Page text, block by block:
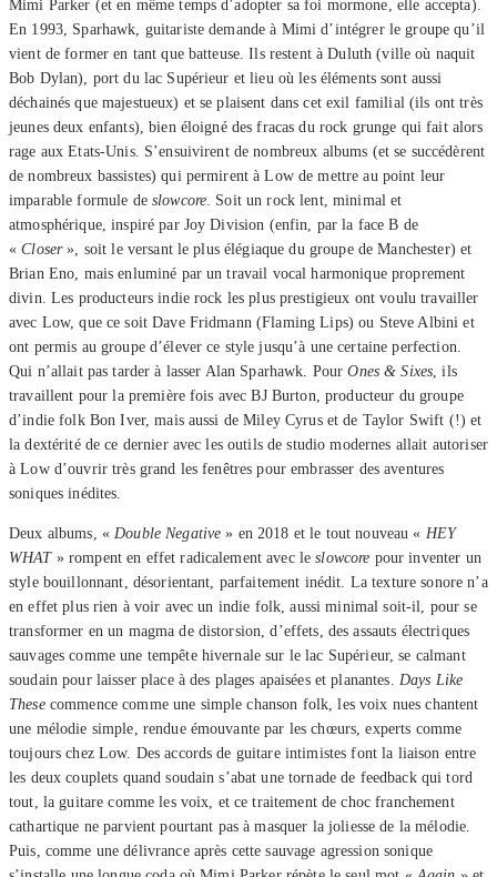
Mimi Parker (et en même temps d’adopter sa foi mormone, elle accepta).
En 1993, Sparhawk, guitariste demande à Mimi d’intégrer le groupe qu’il
vient de former en tant que batteuse. Ils restent à Duluth (ville où naquit
Bob Dylan), port du lac Supérieur et lieu où les éléments sont aussi
déchainés que majestueux) et se plaisent dans cet exil familial (ils ont très
jeunes deux enfants), bien éloigné des fracas du rock grunge qui fait alors
rage aux Etats-Unis. S’ensuivirent de nombreux albums (et se succédèrent
de nombreux bassistes) qui permirent à Low de mettre au point leur
imparable formule deslowcore. Soit un rock lent, minimal et
atmosphérique, inspiré par Joy Division (enfin, par la face B de
«Closer», soit le versant le plus élégiaque du groupe de Manchester) et
Brian Eno, mais enluminé par un travail vocal harmonique proprement
divin. Les producteurs indie rock les plus prestigieux ont voulu travailler
avec Low, que ce soit Dave Fridmann (Flaming Lips) ou Steve Albini et
ont permis au groupe d’élever ce style jusqu’à une certaine perfection.
Qui n’allait pas tarder à lasser Alan Sparhawk. PourOnes & Sixes, ils
travaillent pour la première fois avec BJ Burton, producteur du groupe
d’indie folk Bon Iver, mais aussi de Miley Cyrus et de Taylor Swift (!) et
la dextérité de ce dernier avec les outils de studio modernes allait autoriser
à Low d’ouvrir très grand les fenêtres pour embrasser des aventures
soniques inédites.
Deux albums, «Double Negative» en 2018 et le tout nouveau « HEY
WHAT» rompent en effet radicalement avec le slowcore pour inventer un
style bouillonnant, désorientant, parfaitement inédit. La texture sonore n’a
en effet plus rien à voir avec un indie folk, aussi minimal soit-il, pour se
transformer en un magma de distorsion, d’effets, des assauts électriques
sauvages comme une tempête hivernale sur le lac Supérieur, se calmant
soudain pour laisser place à des plages apaisées et planantes. Days Like
Thesecommence comme une simple chanson folk, les voix nues chantent
une mélodie simple, rendue émouvante par les chœurs, experts comme
toujours chez Low. Des accords de guitare intimistes font la liaison entre
les deux couplets quand soudain s’abat une tornade de feedback qui tord
tout, la guitare comme les voix, et ce traitement de choc franchement
cathartique ne parvient pourtant pas à masquer la joliesse de la mélodie.
Puis, comme une délivrance après cette sauvage agression sonique